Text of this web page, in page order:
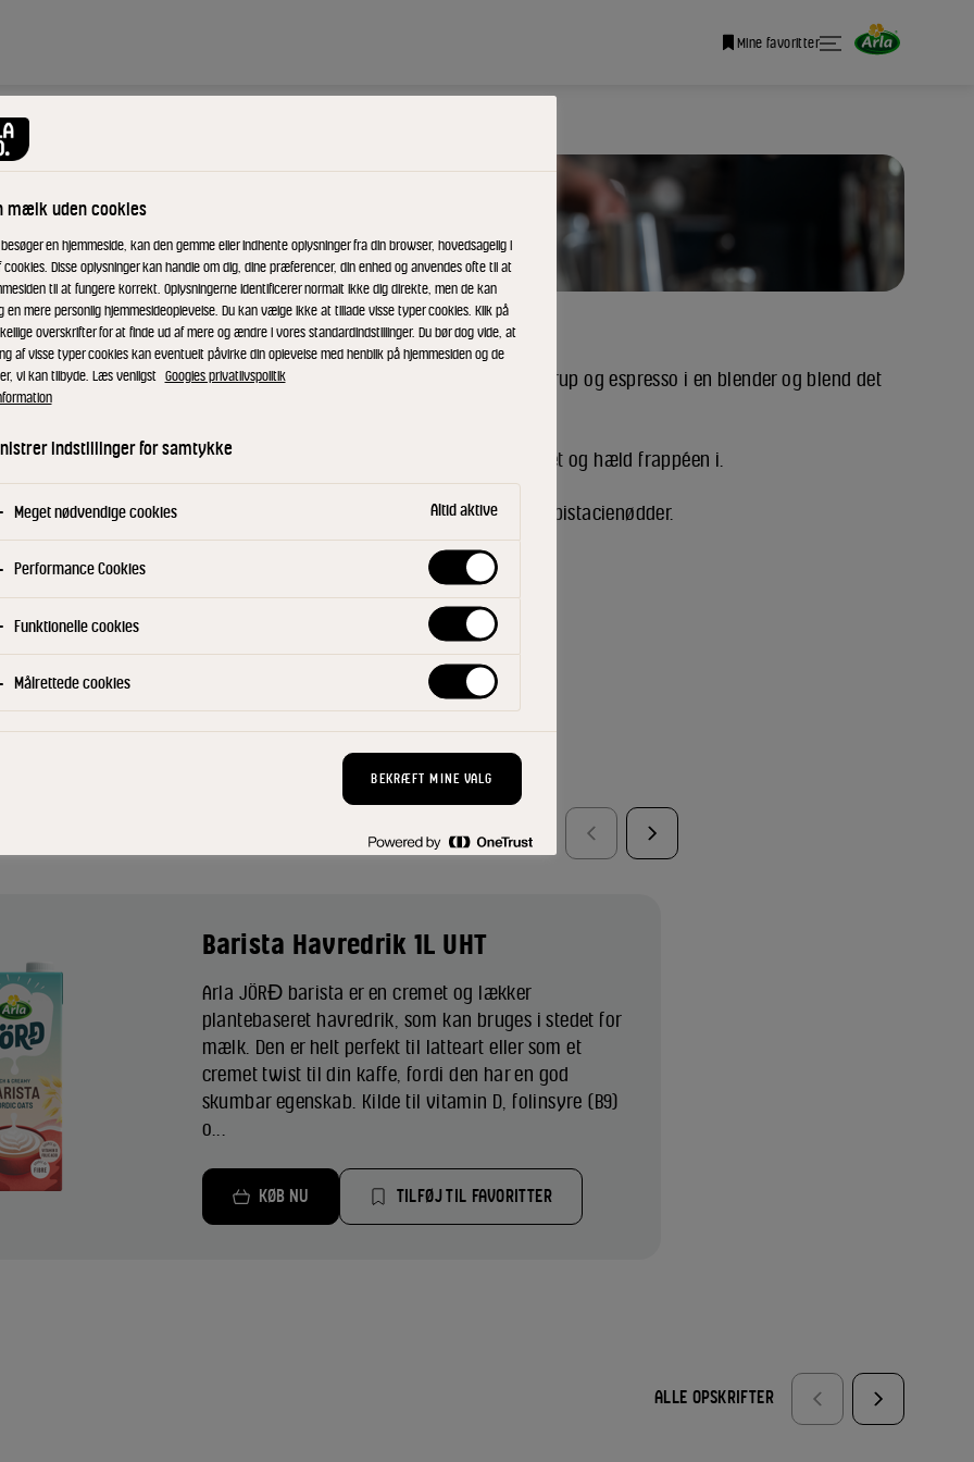
Mine favoritter
Kom Arla® Jörd Oat Barista, isterninger, sirup og espresso i en blender og blend det
Smør pistaciepasta på indersiden af glasset og hæld frappéen i.
Top med Cold Foam og drys med hakkede pistacienødder.
SOMMER
produkter ALLE PRODUKTER
Barista Havredrik 1L UHT
Arla JÖRĐ barista er en cremet og lækker
plantebaseret havredrik, som kan bruges i stedet for
mælk. Den er helt perfekt til latteart eller som et
cremet twist til din kaffe, fordi den har en god
skumbar egenskab. Kilde til vitamin D, folinsyre (B9)
o...
KØB NU TILFØJ TIL FAVORITTER
ALLE OPSKRIFTER
mælk uden cookies
en hjemmeside, kan den gemme eller indhente oplysninger fra din browser, hovedsagelig i
cookies. Disse oplysninger kan handle om dig, dine præferencer, din enhed og anvendes ofte til at
til at fungere korrekt. Oplysningerne identificerer normalt ikke dig direkte, men de kan
en mere personlig hjemmesideoplevelse. Du kan vælge ikke at tillade visse typer cookies. Klik på
overskrifter for at finde ud af mere og ændre i vores standardindstillinger. Du bør dog vide, at
af visse typer cookies kan eventuelt påvirke din oplevelse med henblik på hjemmesiden og de
vi kan tilbyde. Læs venligst Googles privatlivspolitik
indstillinger for samtykke
Meget nødvendige cookies Altid aktive
Performance Cookies
Funktionelle cookies
Målrettede cookies
BEKRÆFT MINE VALG